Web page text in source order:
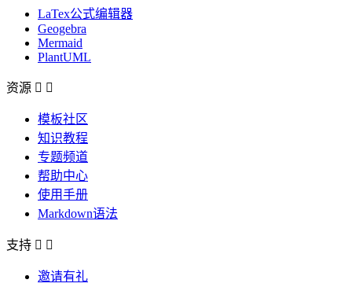
LaTex公式编辑器
Geogebra
Mermaid
PlantUML
资源  
模板社区
知识教程
专题频道
帮助中心
使用手册
Markdown语法
支持  
邀请有礼